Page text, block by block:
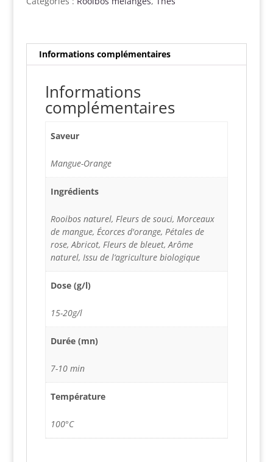
Informations complémentaires
Informations
complémentaires
Saveur
Mangue-Orange
Ingrédients
Rooibos naturel, Fleurs de souci, Morceaux
de mangue, Écorces d'orange, Pétales de
rose, Abricot, Fleurs de bleuet, Arôme
naturel, Issu de l‘agriculture biologique
Dose (g/l)
15-20g/l
Durée (mn)
7-10 min
Température
100°C